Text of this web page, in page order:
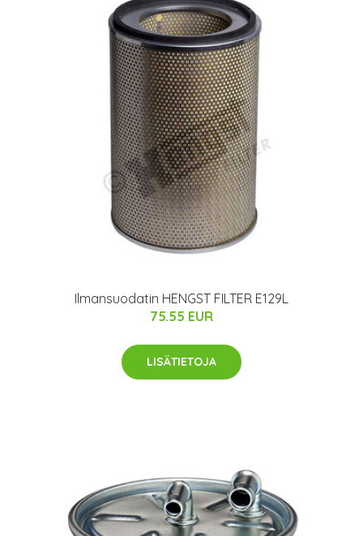
Ilmansuodatin HENGST FILTER E129L
75.55 EUR
LISÄTIETOJA